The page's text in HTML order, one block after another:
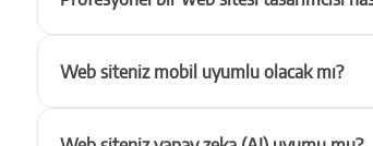
Web siteniz mobil uyumlu olacak mı?